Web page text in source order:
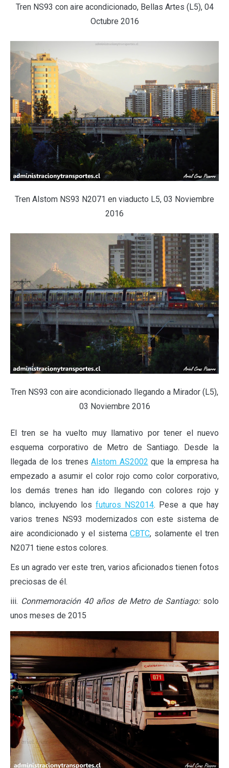
Tren NS93 con aire acondicionado, Bellas Artes (L5), 04
Octubre 2016
Tren Alstom NS93 N2071 en viaducto L5, 03 Noviembre
2016
Tren NS93 con aire acondicionado llegando a Mirador (L5),
03 Noviembre 2016
El tren se ha vuelto muy llamativo por tener el nuevo
esquema corporativo de Metro de Santiago. Desde la
llegada de los trenesAlstom AS2002 que la empresa ha
empezado a asumir el color rojo como color corporativo,
los demás trenes han ido llegando con colores rojo y
blanco, incluyendo los futuros NS2014. Pese a que hay
varios trenes NS93 modernizados con este sistema de
aire acondicionado y el sistemaCBTC, solamente el tren
N2071 tiene estos colores.
Es un agrado ver este tren, varios aficionados tienen fotos
preciosas de él.
iii. Conmemoración 40 años de Metro de Santiago: solo
unos meses de 2015